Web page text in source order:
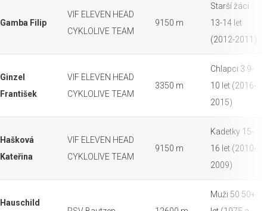
Gamba Filip
VIF ELEVEN HEAD
CYKLOLIVE TEAM
9150 m
Starší žáci
13-14 let
(2012-2011)
Ginzel
František
VIF ELEVEN HEAD
CYKLOLIVE TEAM
3350 m
Chlapci 3 9-
10 let (2016-
2015)
Hašková
Kateřina
VIF ELEVEN HEAD
CYKLOLIVE TEAM
9150 m
Kadetky 15-
16 let (2010-
2009)
Hauschild
Muži 50 50+